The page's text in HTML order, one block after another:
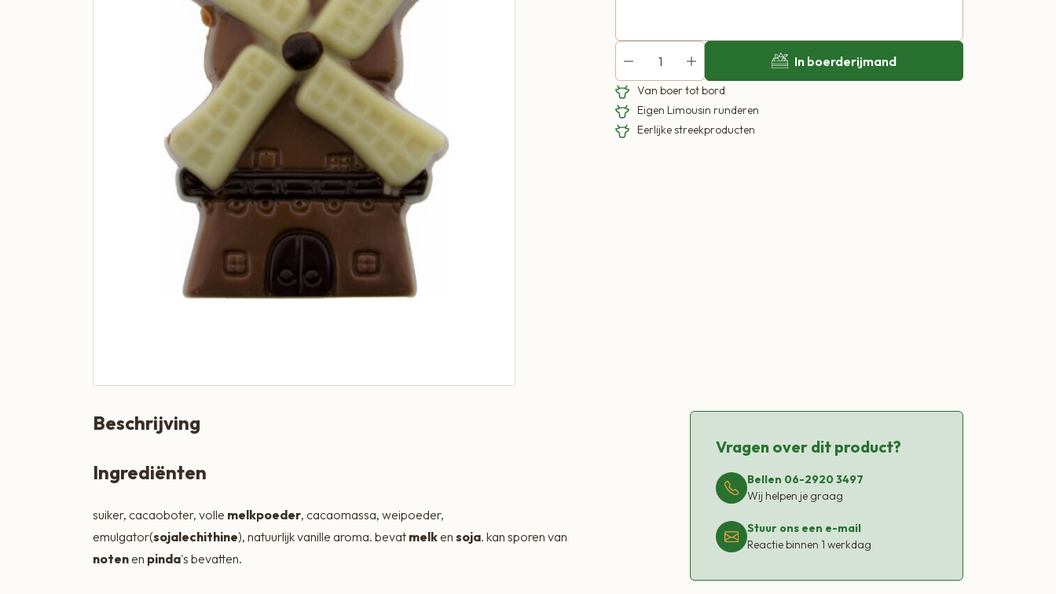
Groente & Fruit
Koken, Bakken & Maaltijden
Snacks & Borrel
Thee & Sappen
In boerderijmand
Van boer tot bord
Eigen Limousin runderen
Eerlijke streekproducten
Beschrijving
Ingrediënten
suiker, cacaoboter, volle melkpoeder, cacaomassa, weipoeder,
emulgator(sojalechithine), natuurlijk vanille aroma. bevat melken soja. kan sporen van
notenen pinda's bevatten.
Vragen over dit product?
Bellen 06-2920 3497
Wij helpen je graag
Stuur ons een e-mail
Reactie binnen 1 werkdag